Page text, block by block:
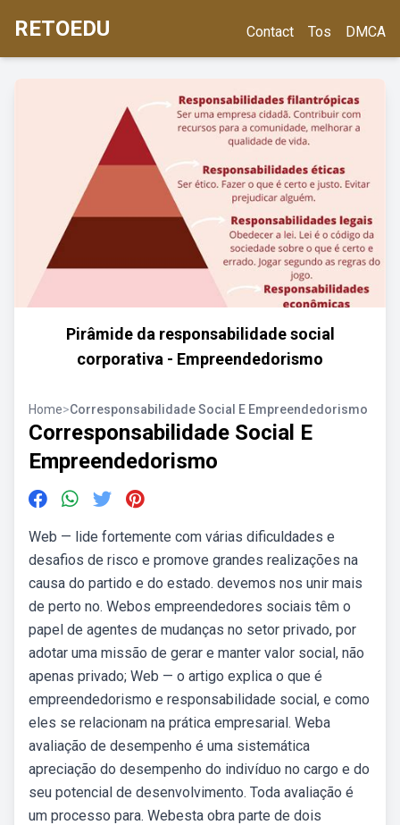
RETOEDU Contact Tos DMCA
Pirâmide da responsabilidade social
corporativa - Empreendedorismo
Home>Corresponsabilidade Social E Empreendedorismo
Corresponsabilidade Social E
Empreendedorismo
Web — lide fortemente com várias dificuldades e
desafios de risco e promove grandes realizações na
causa do partido e do estado. devemos nos unir mais
de perto no. Webos empreendedores sociais têm o
papel de agentes de mudanças no setor privado, por
adotar uma missão de gerar e manter valor social, não
apenas privado; Web — o artigo explica o que é
empreendedorismo e responsabilidade social, e como
eles se relacionam na prática empresarial. Weba
avaliação de desempenho é uma sistemática
apreciação do desempenho do indivíduo no cargo e do
seu potencial de desenvolvimento. Toda avaliação é
um processo para. Webesta obra parte de dois